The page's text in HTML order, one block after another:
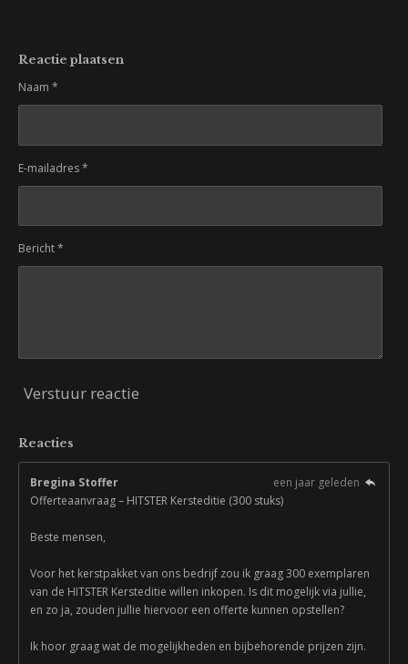
Reactie plaatsen
Naam *
E-mailadres *
Bericht *
Verstuur reactie
Reacties
Bregina Stoffer
een jaar geleden
Offerteaanvraag – HITSTER Kersteditie (300 stuks)
Beste mensen,
Voor het kerstpakket van ons bedrijf zou ik graag 300 exemplaren
van de HITSTER Kersteditie willen inkopen. Is dit mogelijk via jullie,
en zo ja, zouden jullie hiervoor een offerte kunnen opstellen?
Ik hoor graag wat de mogelijkheden en bijbehorende prijzen zijn.